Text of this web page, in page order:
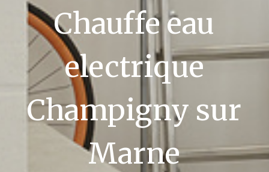
Chauffe eau
electrique
Champigny sur
Marne